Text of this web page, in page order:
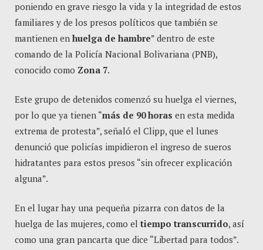
poniendo en grave riesgo la vida y la integridad de estos
familiares y de los presos políticos que también se
mantienen en huelga de hambre” dentro de este
comando de la Policía Nacional Bolivariana (PNB),
conocido como Zona 7.
Este grupo de detenidos comenzó su huelga el viernes,
por lo que ya tienen “más de 90 horas en esta medida
extrema de protesta”, señaló el Clipp, que el lunes
denunció que policías impidieron el ingreso de sueros
hidratantes para estos presos “sin ofrecer explicación
alguna”.
En el lugar hay una pequeña pizarra con datos de la
huelga de las mujeres, como el tiempo transcurrido, así
como una gran pancarta que dice “Libertad para todos”.